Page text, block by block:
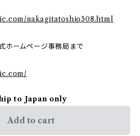
nakagitatoshio508.html
ームページ事務局まで
to Japan only
Add to cart